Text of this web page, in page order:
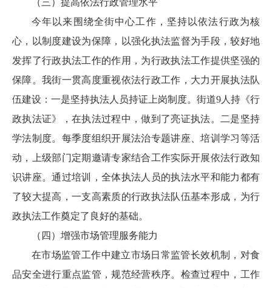
（三）提高依法行政管理水平
今年以来围绕全街中心工作，坚持以依法行政为核
心，以制度建设为保障，以强化执法监督为手段，较好地
发挥了行政执法工作的作用，为行政执法工作提供坚强的
保障。我街一贯高度重视依法行政工作，大力开展执法队
伍建设：一是坚持执法人员持证上岗制度。街道9人持《行
政执法证》，在执法过程中，做到了亮证执法。二是坚持
学法制度。每季度组织开展法治专题讲座、培训学习等活
动，上级部门定期邀请专家结合工作实际开展依法行政知
识讲座。通过培训，全体执法人员的执法水平和能力都有
了较大提高，一支高素质的行政执法队伍基本形成，为行
政执法工作奠定了良好的基础。
（四）增强市场管理服务能力
在市场监管工作中建立市场日常监管长效机制，对食
品安全进行重点监管，规范经营秩序。检查过程中，工作